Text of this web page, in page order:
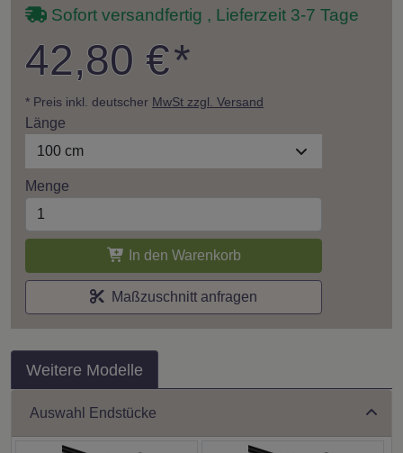
Sofort versandfertig , Lieferzeit 3-7 Tage
42,80 €*
* Preis inkl. deutscher MwSt zzgl. Versand
Länge
100 cm
Menge
In den Warenkorb
Maßzuschnitt anfragen
Weitere Modelle
Auswahl Endstücke